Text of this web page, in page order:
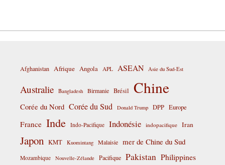
Afghanistan Afrique Angola APL ASEAN Asie du Sud-Est
Australie Bangladesh Birmanie Brésil Chine
Corée du Nord Corée du Sud Donald Trump DPP Europe
France Inde Indo-Pacifique Indonésie indopacifique Iran
Japon KMT Kuomintang Malaisie mer de Chine du Sud
Mozambique Nouvelle-Zélande Pacifique Pakistan Philippines